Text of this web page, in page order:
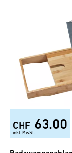
CHF 63.00
inkl. MwSt.